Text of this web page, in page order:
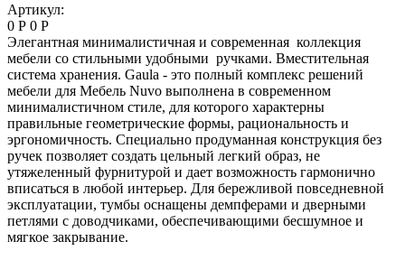
Артикул:
0 Р 0 Р
Элегантная минималистичная и современная коллекция
мебели со стильными удобными ручками. Вместительная
система хранения. Gaula - это полный комплекс решений
мебели для Мебель Nuvo выполнена в современном
минималистичном стиле, для которого характерны
правильные геометрические формы, рациональность и
эргономичность. Специально продуманная конструкция без
ручек позволяет создать цельный легкий образ, не
утяжеленный фурнитурой и дает возможность гармонично
вписаться в любой интерьер. Для бережливой повседневной
эксплуатации, тумбы оснащены демпферами и дверными
петлями с доводчиками, обеспечивающими бесшумное и
мягкое закрывание.